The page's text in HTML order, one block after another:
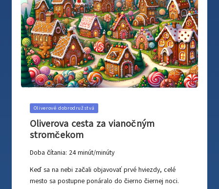
Posted
Oliverové dobrodružstvá
Oliverova cesta za vianočným
stromčekom
Doba čítania: 24 minút/minúty
Keď sa na nebi začali objavovať prvé hviezdy, celé
mesto sa postupne ponáralo do čierno čiernej noci.